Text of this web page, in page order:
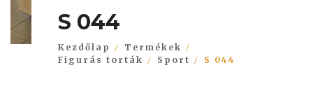
S 044
Kezdőlap
Termékek
Figurás torták
Sport S 044